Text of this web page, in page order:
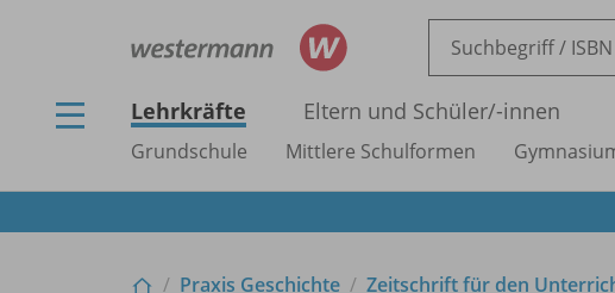
Lehrkräfte Eltern und Schüler/-innen
Grundschule Mittlere Schulformen
Praxis Geschichte Zeitschrift für den